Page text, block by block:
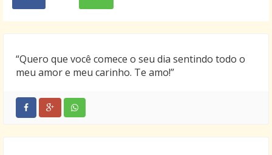
“Quero que você comece o seu dia sentindo todo o
meu amor e meu carinho. Te amo!”